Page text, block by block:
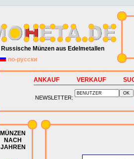
Russische Münzen aus Edelmetallen
по-русски
ANKAUF VERKAUF
NEWSLETTER:
MÜNZEN
NACH
JAHREN